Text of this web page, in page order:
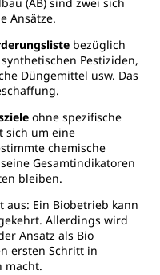
(AB) sind zwei sich
Ansätze.
bezüglich
Pestiziden,
Düngemittel usw. Das
ohne spezifische
sich um eine
chemische
Gesamtindikatoren
bleiben.
aus: Ein Biobetrieb kann
Allerdings wird
Ansatz als Bio
ersten Schritt in
macht.